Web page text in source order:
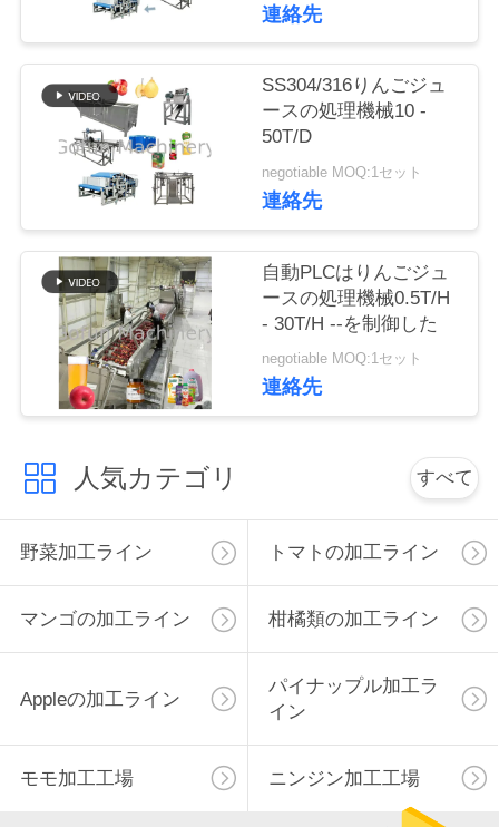
旅
管
達
に
連
絡
な
さ
い
連絡先
SS304/316りんごジュ
ースの処理機械10 -
50T/D
negotiable MOQ:1セット
連絡先
自動PLCはりんごジュ
ースの処理機械0.5T/H
- 30T/H --を制御した
negotiable MOQ:1セット
連絡先
人気カテゴリ すべて
野菜加工ライン トマトの加工ライン
マンゴの加工ライン 柑橘類の加工ライン
Appleの加工ライン
パイナップル加工ラ
イン
モモ加工工場 ニンジン加工工場